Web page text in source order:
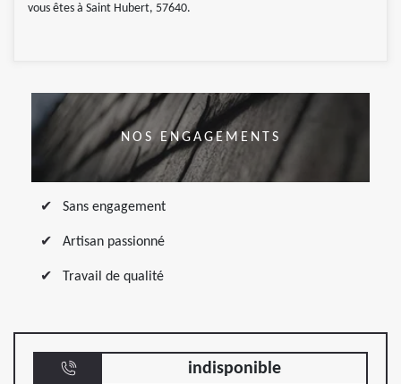
vous êtes à Saint Hubert, 57640.
NOS ENGAGEMENTS
Sans engagement
Artisan passionné
Travail de qualité
indisponible